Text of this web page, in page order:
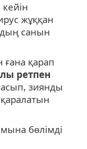
жұққан
санын
ғана қарап
ретпен
зиянды
бөлімді